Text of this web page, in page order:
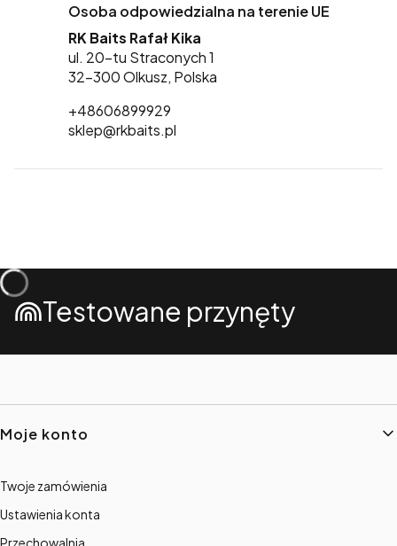
Osoba odpowiedzialna na terenie UE
RK Baits Rafał Kika
ul. 20-tu Straconych 1
32-300 Olkusz, Polska
+48606899929
sklep@rkbaits.pl
Testowane przynęty
Linki w stopce
Moje konto
Twoje zamówienia
Ustawienia konta
Przechowalnia